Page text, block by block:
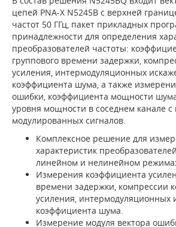
цепей PNA-X N5245B с верхней
частот 50 ГГц, пакет прикладных
принадлежности для определения
преобразователей частоты:
группового времени задержки,
усиления, интермодуляционных
коэффициента шума, а также
ошибки, коэффициента мощности
уровня мощности в соседнем канале с
модулированных сигналов.
Комплексное решение для
характеристик
линейном и нелинейном
Измерения коэффициента
времени задержки, компрессии
усиления, интермодуляционных
коэффициента шума.
Измерение модуля вектора